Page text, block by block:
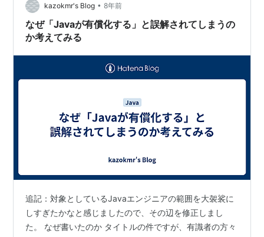
kazokmr's Blog • 8年前
なぜ「Javaが有償化する」と誤解されてしまうの
か考えてみる
追記：対象としているJavaエンジニアの範囲を大袈裟に
しすぎたかなと感じましたので、その辺を修正しまし
た。 なぜ書いたのか タイトルの件ですが、有識者の方々